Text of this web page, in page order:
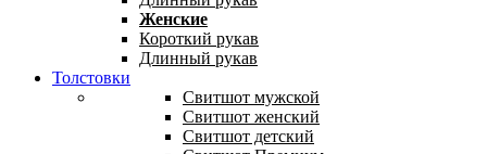
Женские
Короткий рукав
Длинный рукав
Толстовки
Свитшот мужской
Свитшот женский
Свитшот детский